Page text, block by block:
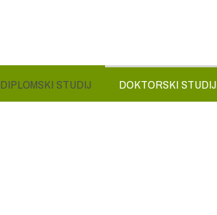
DIPLOMSKI STUDIJ DOKTORSKI STUDIJ